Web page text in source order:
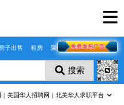
房子出售 租房 聚合页
搜索
美国华人招聘网｜北美华人求职平台